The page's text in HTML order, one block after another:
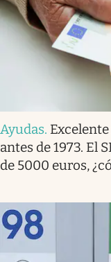
Ayudas.
antes de 1973. El
de 5000 euros,